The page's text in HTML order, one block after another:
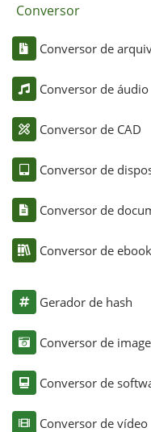
Conversor
Conversor de
Conversor de áudio
Conversor de CAD
Conversor de
Conversor de
Conversor de ebook
Gerador de hash
Conversor de
Conversor de
Conversor de vídeo